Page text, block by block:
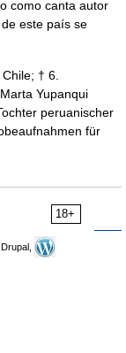
como canta autor
este país se
† 6.
Yupanqui
peruanischer
für
18+
Drupal,